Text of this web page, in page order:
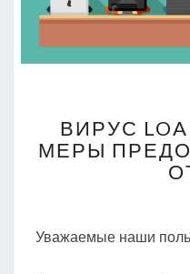
ВИРУС
МЕРЫ
Уважаемые наши